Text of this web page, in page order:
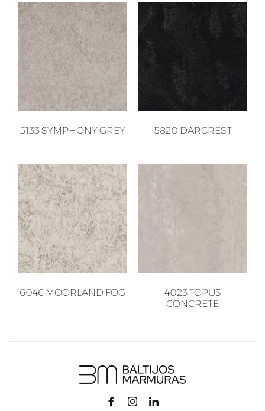
5133 SYMPHONY GREY 5820 DARCREST
6046 MOORLAND FOG
4023 TOPUS
CONCRETE